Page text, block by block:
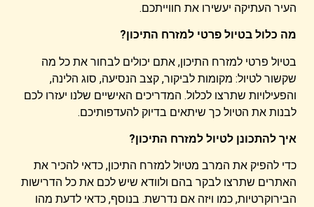
העיר העתיקה יעשירו את חווייתכם.
מה כלול בטיול פרטי למזרח התיכון?
בטיול פרטי למזרח התיכון, אתם יכולים לבחור את כל מה
שקשור לטיול: מקומות לביקור, קצב הנסיעה, סוג הלינה,
והפעילויות שתרצו לכלול. המדריכים האישיים שלנו יעזרו לכם
לבנות את הטיול כך שיתאים בדיוק להעדפותיכם.
איך להתכונן לטיול למזרח התיכון?
כדי להפיק את המרב מטיול למזרח התיכון, כדאי להכיר את
האתרים שתרצו לבקר בהם ולוודא שיש לכם את כל הדרישות
הבירוקרטיות, כמו ויזה אם נדרשת. בנוסף, כדאי לדעת מהו